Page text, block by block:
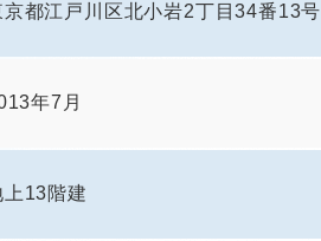
京都江戸川区北小岩2丁目34番13号
年7月
上13階建